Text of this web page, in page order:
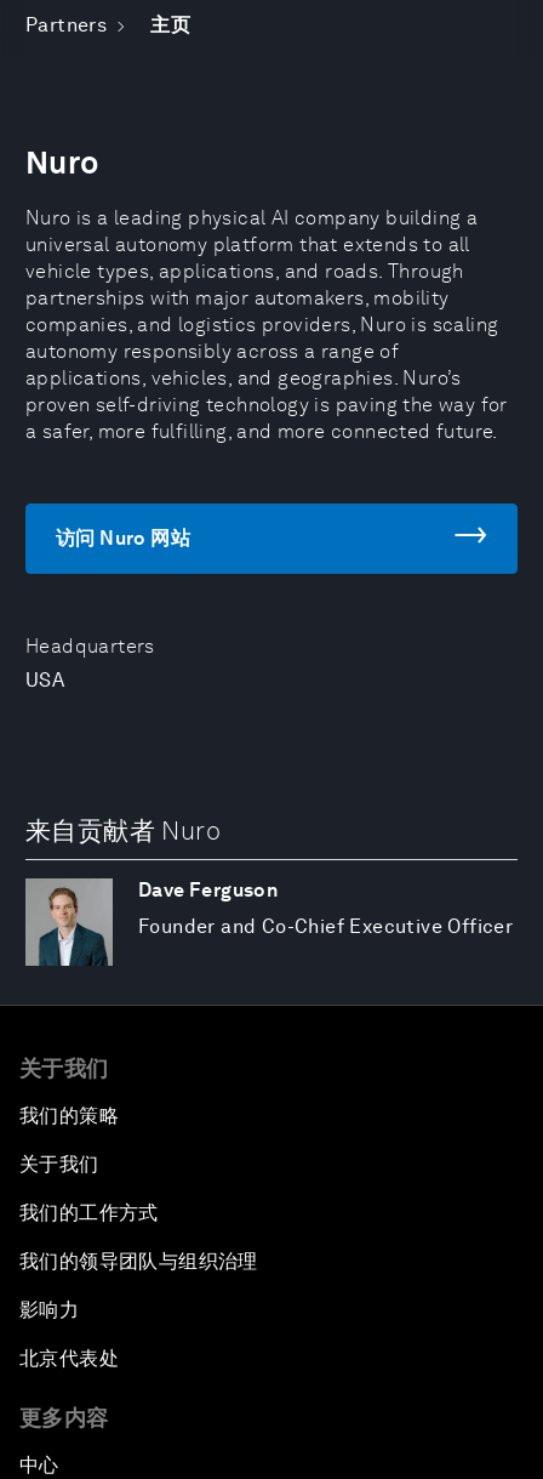
Partners 主页
Headquarters
USA
Nuro
Nuro is a leading physical AI company building a
universal autonomy platform that extends to all
vehicle types, applications, and roads. Through
partnerships with major automakers, mobility
companies, and logistics providers, Nuro is scaling
autonomy responsibly across a range of
applications, vehicles, and geographies. Nuro’s
proven self-driving technology is paving the way for
a safer, more fulfilling, and more connected future.
访问 Nuro 网站
来自贡献者 Nuro
Dave Ferguson
Founder and Co-Chief Executive Officer
关于我们
我们的策略
关于我们
我们的工作方式
我们的领导团队与组织治理
影响力
北京代表处
更多内容
中心